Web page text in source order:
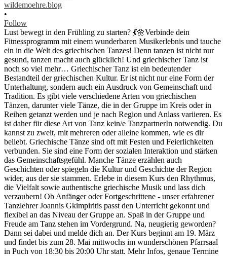
wildemoehre.blog
•
Follow
Lust bewegt in den Frühling zu starten? 💃🌼Verbinde dein
Fitnessprogramm mit einem wunderbaren Musikerlebnis und tauche
ein in die Welt des griechischen Tanzes! Denn tanzen ist nicht nur
gesund, tanzen macht auch glücklich! Und griechischer Tanz ist
noch so viel mehr… Griechischer Tanz ist ein bedeutender
Bestandteil der griechischen Kultur. Er ist nicht nur eine Form der
Unterhaltung, sondern auch ein Ausdruck von Gemeinschaft und
Tradition. Es gibt viele verschiedene Arten von griechischen
Tänzen, darunter viele Tänze, die in der Gruppe im Kreis oder in
Reihen getanzt werden und je nach Region und Anlass variieren. Es
ist daher für diese Art von Tanz kein/e TanzpartnerIn notwendig. Du
kannst zu zweit, mit mehreren oder alleine kommen, wie es dir
beliebt. Griechische Tänze sind oft mit Festen und Feierlichkeiten
verbunden. Sie sind eine Form der sozialen Interaktion und stärken
das Gemeinschaftsgefühl. Manche Tänze erzählen auch
Geschichten oder spiegeln die Kultur und Geschichte der Region
wider, aus der sie stammen. Erlebe in diesem Kurs den Rhythmus,
die Vielfalt sowie authentische griechische Musik und lass dich
verzaubern! Ob Anfänger oder Fortgeschrittene - unser erfahrener
Tanzlehrer Joannis Gkimpiritis passt den Unterricht gekonnt und
flexibel an das Niveau der Gruppe an. Spaß in der Gruppe und
Freude am Tanz stehen im Vordergrund. Na, neugierig geworden?
Dann sei dabei und melde dich an. Der Kurs beginnt am 19. März
und findet bis zum 28. Mai mittwochs im wunderschönen Pfarrsaal
in Puch von 18:30 bis 20:00 Uhr statt. Mehr Infos, genaue Termine